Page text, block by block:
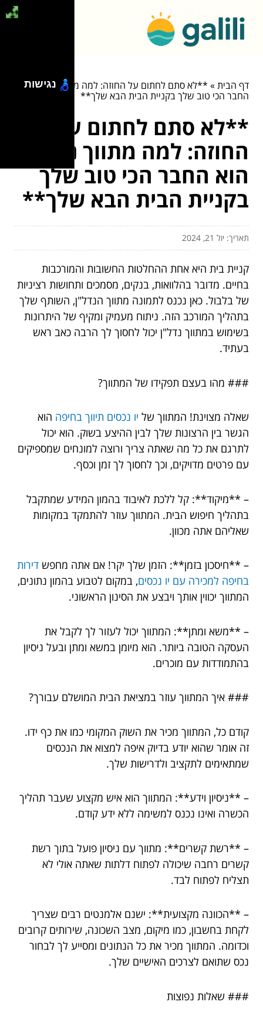
דף הבית» **לא סתם לחתום על החוזה: למה מתווך נדל"ן הוא
החבר הכי טוב שלך בקניית הבית הבא שלך**
**לא סתם לחתום על
החוזה: למה מתווך נדל"ן
הוא החבר הכי טוב שלך
בקניית הבית הבא שלך**
תאריך: יול 21, 2024
קניית בית היא אחת ההחלטות החשובות והמורכבות
בחיים. מדובר בהלוואות, בנקים, מסמכים ותחושות רציניות
של בלבול. כאן נכנס לתמונה מתווך הנדל"ן, השותף שלך
בתהליך המורכב הזה. ניתוח מעמיק ומקיף של היתרונות
בשימוש במתווך נדל"ן יכול לחסוך לך הרבה כאב ראש
בעתיד.
### מהו בעצם תפקידו של המתווך?
שאלה מצוינת! המתווך של יו נכסים תיווך בחיפה הוא
הגשר בין הרצונות שלך לבין ההיצע בשוק. הוא יכול
לתרגם את כל מה שאתה צריך ורוצה למונחים שמספיקים
עם פרטים מדויקים, וכך לחסוך לך זמן וכסף.
– **מיקוד**: קל ללכת לאיבוד בהמון המידע שמתקבל
בתהליך חיפוש הבית. המתווך עוזר להתמקד במקומות
שאליהם אתה מכוון.
– **חיסכון בזמן**: הזמן שלך יקר! אם אתה מחפש דירות
בחיפה למכירה עם יו נכסים, במקום לטבוע בהמון נתונים,
המתווך יכווין אותך ויבצע את הסינון הראשוני.
– **משא ומתן**: המתווך יכול לעזור לך לקבל את
העסקה הטובה ביותר. הוא מיומן במשא ומתן ובעל ניסיון
בהתמודדות עם מוכרים.
### איך המתווך עוזר במציאת הבית המושלם עבורך?
קודם כל, המתווך מכיר את השוק המקומי כמו את כף ידו.
זה אומר שהוא יודע בדיוק איפה למצוא את הנכסים
שמתאימים לתקציב ולדרישות שלך.
– **ניסיון וידע**: המתווך הוא איש מקצוע שעבר תהליך
הכשרה ואינו נכנס למשימה ללא ידע קודם.
– **רשת קשרים**: מתווך עם ניסיון פועל בתוך רשת
קשרים רחבה שיכולה לפתוח דלתות שאתה אולי לא
תצליח לפתוח לבד.
– **הכוונה מקצועית**: ישנם אלמנטים רבים שצריך
לקחת בחשבון, כמו מיקום, מצב השכונה, שירותים קרובים
וכדומה. המתווך מכיר את כל הנתונים ומסייע לך לבחור
נכס שתואם לצרכים האישיים שלך.
### שאלות נפוצות
נגישות